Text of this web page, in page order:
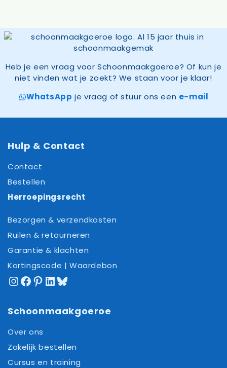
Heb je een vraag voor Schoonmaakgoeroe? Of kun je
niet vinden wat je zoekt? We staan voor je klaar!
WhatsApp je vraag of stuur ons een e-mail
Hulp & Contact
Contact
Bestellen
Herroepingsrecht
Bezorgen & verzendkosten
Ruilen & retourneren
Garantie & klachten
Kortingscode | Waardebon
Instagram
Facebook
Pinterest
LinkedIn
Bluesky
Schoonmaakgoeroe
Over ons
Zakelijk bestellen
Cursus en training